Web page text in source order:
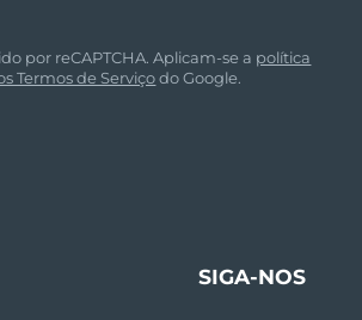
por reCAPTCHA. Aplicam-se a política
Termos de Serviçodo Google.
SIGA-NOS